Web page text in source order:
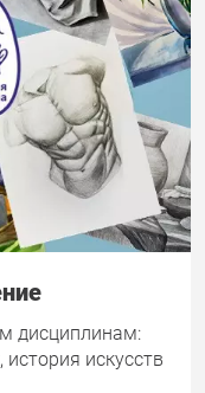
дисциплинам:
искусств